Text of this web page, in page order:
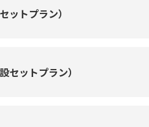
トプラン）
ットプラン）